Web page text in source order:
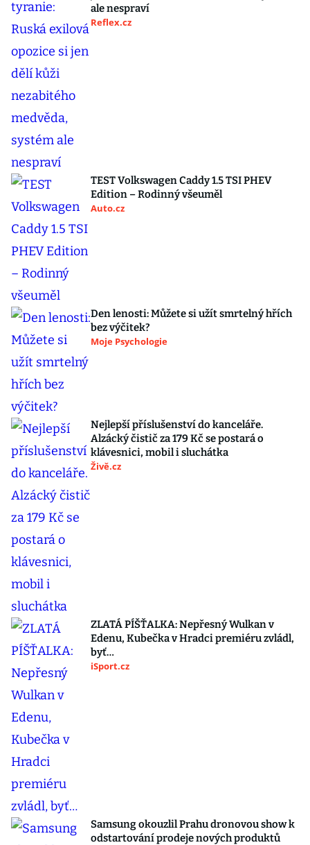
ale nespraví
Reflex.cz
TEST Volkswagen Caddy 1.5 TSI PHEV
Edition – Rodinný všeuměl
Auto.cz
Den lenosti: Můžete si užít smrtelný hřích
bez výčitek?
Moje Psychologie
Nejlepší příslušenství do kanceláře.
Alzácký čistič za 179 Kč se postará o
klávesnici, mobil i sluchátka
Živě.cz
ZLATÁ PÍŠŤALKA: Nepřesný Wulkan v
Edenu, Kubečka v Hradci premiéru zvládl,
byť…
iSport.cz
Samsung okouzlil Prahu dronovou show k
odstartování prodeje nových produktů